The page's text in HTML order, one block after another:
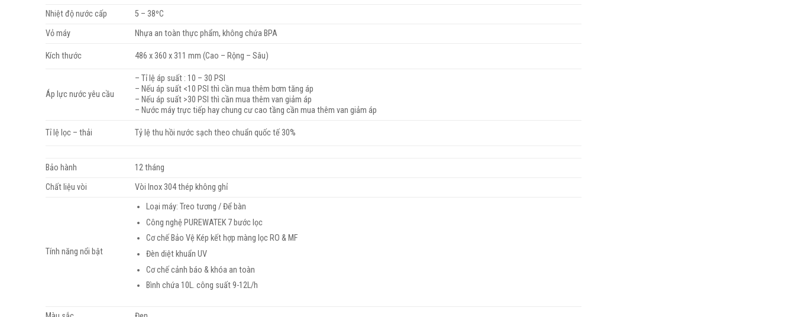
Nhiệt độ nước cấp
5 – 38ºC
Vỏ máy
Nhựa an toàn thực phẩm, không chứa BPA
Kích thước 486 x 360 x 311 mm (Cao – Rộng – Sâu)
Áp lực nước yêu cầu
– Tỉ lệ áp suất : 10 – 30 PSI
– Nếu áp suất <10 PSI thì cần mua thêm bơm tăng áp
– Nếu áp suất >30 PSI thì cần mua thêm van giảm áp
– Nước máy trực tiếp hay chung cư cao tầng cần mua thêm van giảm áp
Tỉ lệ lọc – thải Tỷ lệ thu hồi nước sạch theo chuẩn quốc tế 30%
Bảo hành
12 tháng
Chất liệu vòi
Vòi Inox 304 thép không ghỉ
Tính năng nổi bật
Loại máy: Treo tương / Để bàn
Công nghệ PUREWATEK 7 bước lọc
Cơ chế Bảo Vệ Kép kết hợp màng lọc RO & MF
Đèn diệt khuẩn UV
Cơ chế cảnh báo & khóa an toàn
Bình chứa 10L. công suất 9-12L/h